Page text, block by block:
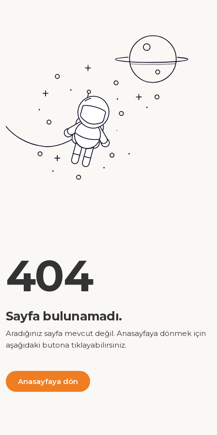
404
Sayfa bulunamadı.
Aradığınız sayfa mevcut değil. Anasayfaya dönmek için
aşağıdaki butona tıklayabilirsiniz.
Anasayfaya dön